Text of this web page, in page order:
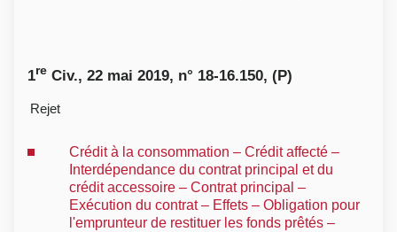
1re Civ., 22 mai 2019, n° 18-16.150, (P)
Rejet
Crédit à la consommation – Crédit affecté –
Interdépendance du contrat principal et du
crédit accessoire – Contrat principal –
Exécution du contrat – Effets – Obligation pour
l'emprunteur de restituer les fonds prêtés –